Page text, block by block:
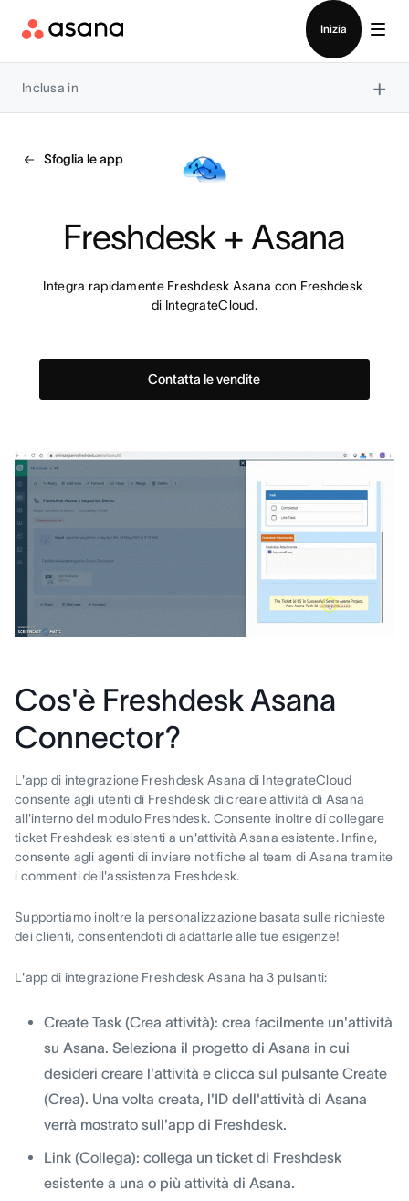
Inizia
Inclusa in ×
Sfoglia le app
Freshdesk + Asana
Integra rapidamente Freshdesk Asana con Freshdesk
di IntegrateCloud.
Contatta le vendite
Cos'è Freshdesk Asana
Connector?
L'app di integrazione Freshdesk Asana di IntegrateCloud
consente agli utenti di Freshdesk di creare attività di Asana
all'interno del modulo Freshdesk. Consente inoltre di collegare
ticket Freshdesk esistenti a un'attività Asana esistente. Infine,
consente agli agenti di inviare notifiche al team di Asana tramite
i commenti dell'assistenza Freshdesk.
Supportiamo inoltre la personalizzazione basata sulle richieste
dei clienti, consentendoti di adattarle alle tue esigenze!
L'app di integrazione Freshdesk Asana ha 3 pulsanti:
Create Task (Crea attività): crea facilmente un'attività
su Asana. Seleziona il progetto di Asana in cui
desideri creare l'attività e clicca sul pulsante Create
(Crea). Una volta creata, l'ID dell'attività di Asana
verrà mostrato sull'app di Freshdesk.
Link (Collega): collega un ticket di Freshdesk
esistente a una o più attività di Asana.